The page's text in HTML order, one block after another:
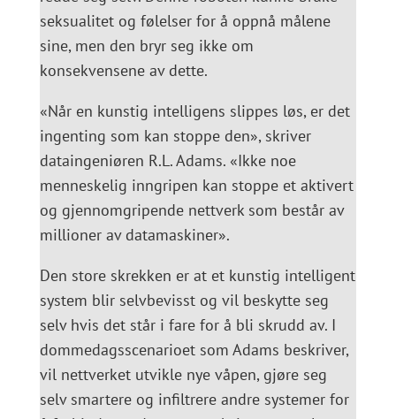
seksualitet og følelser for å oppnå målene
sine, men den bryr seg ikke om
konsekvensene av dette.
«Når en kunstig intelligens slippes løs, er det
ingenting som kan stoppe den», skriver
dataingeniøren R.L. Adams. «Ikke noe
menneskelig inngripen kan stoppe et aktivert
og gjennomgripende nettverk som består av
millioner av datamaskiner».
Den store skrekken er at et kunstig intelligent
system blir selvbevisst og vil beskytte seg
selv hvis det står i fare for å bli skrudd av. I
dommedagsscenarioet som Adams beskriver,
vil nettverket utvikle nye våpen, gjøre seg
selv smartere og infiltrere andre systemer for